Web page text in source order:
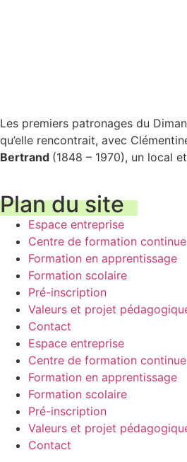
Les premiers patronages du
qu’elle rencontrait, avec
Bertrand (1848 – 1970), un local
Plan du site
Espace entreprise
Centre de formation continue
Formation en apprentissage
Formation scolaire
Pré-inscription
Valeurs et projet
Contact
Espace entreprise
Centre de formation continue
Formation en apprentissage
Formation scolaire
Pré-inscription
Valeurs et projet
Contact